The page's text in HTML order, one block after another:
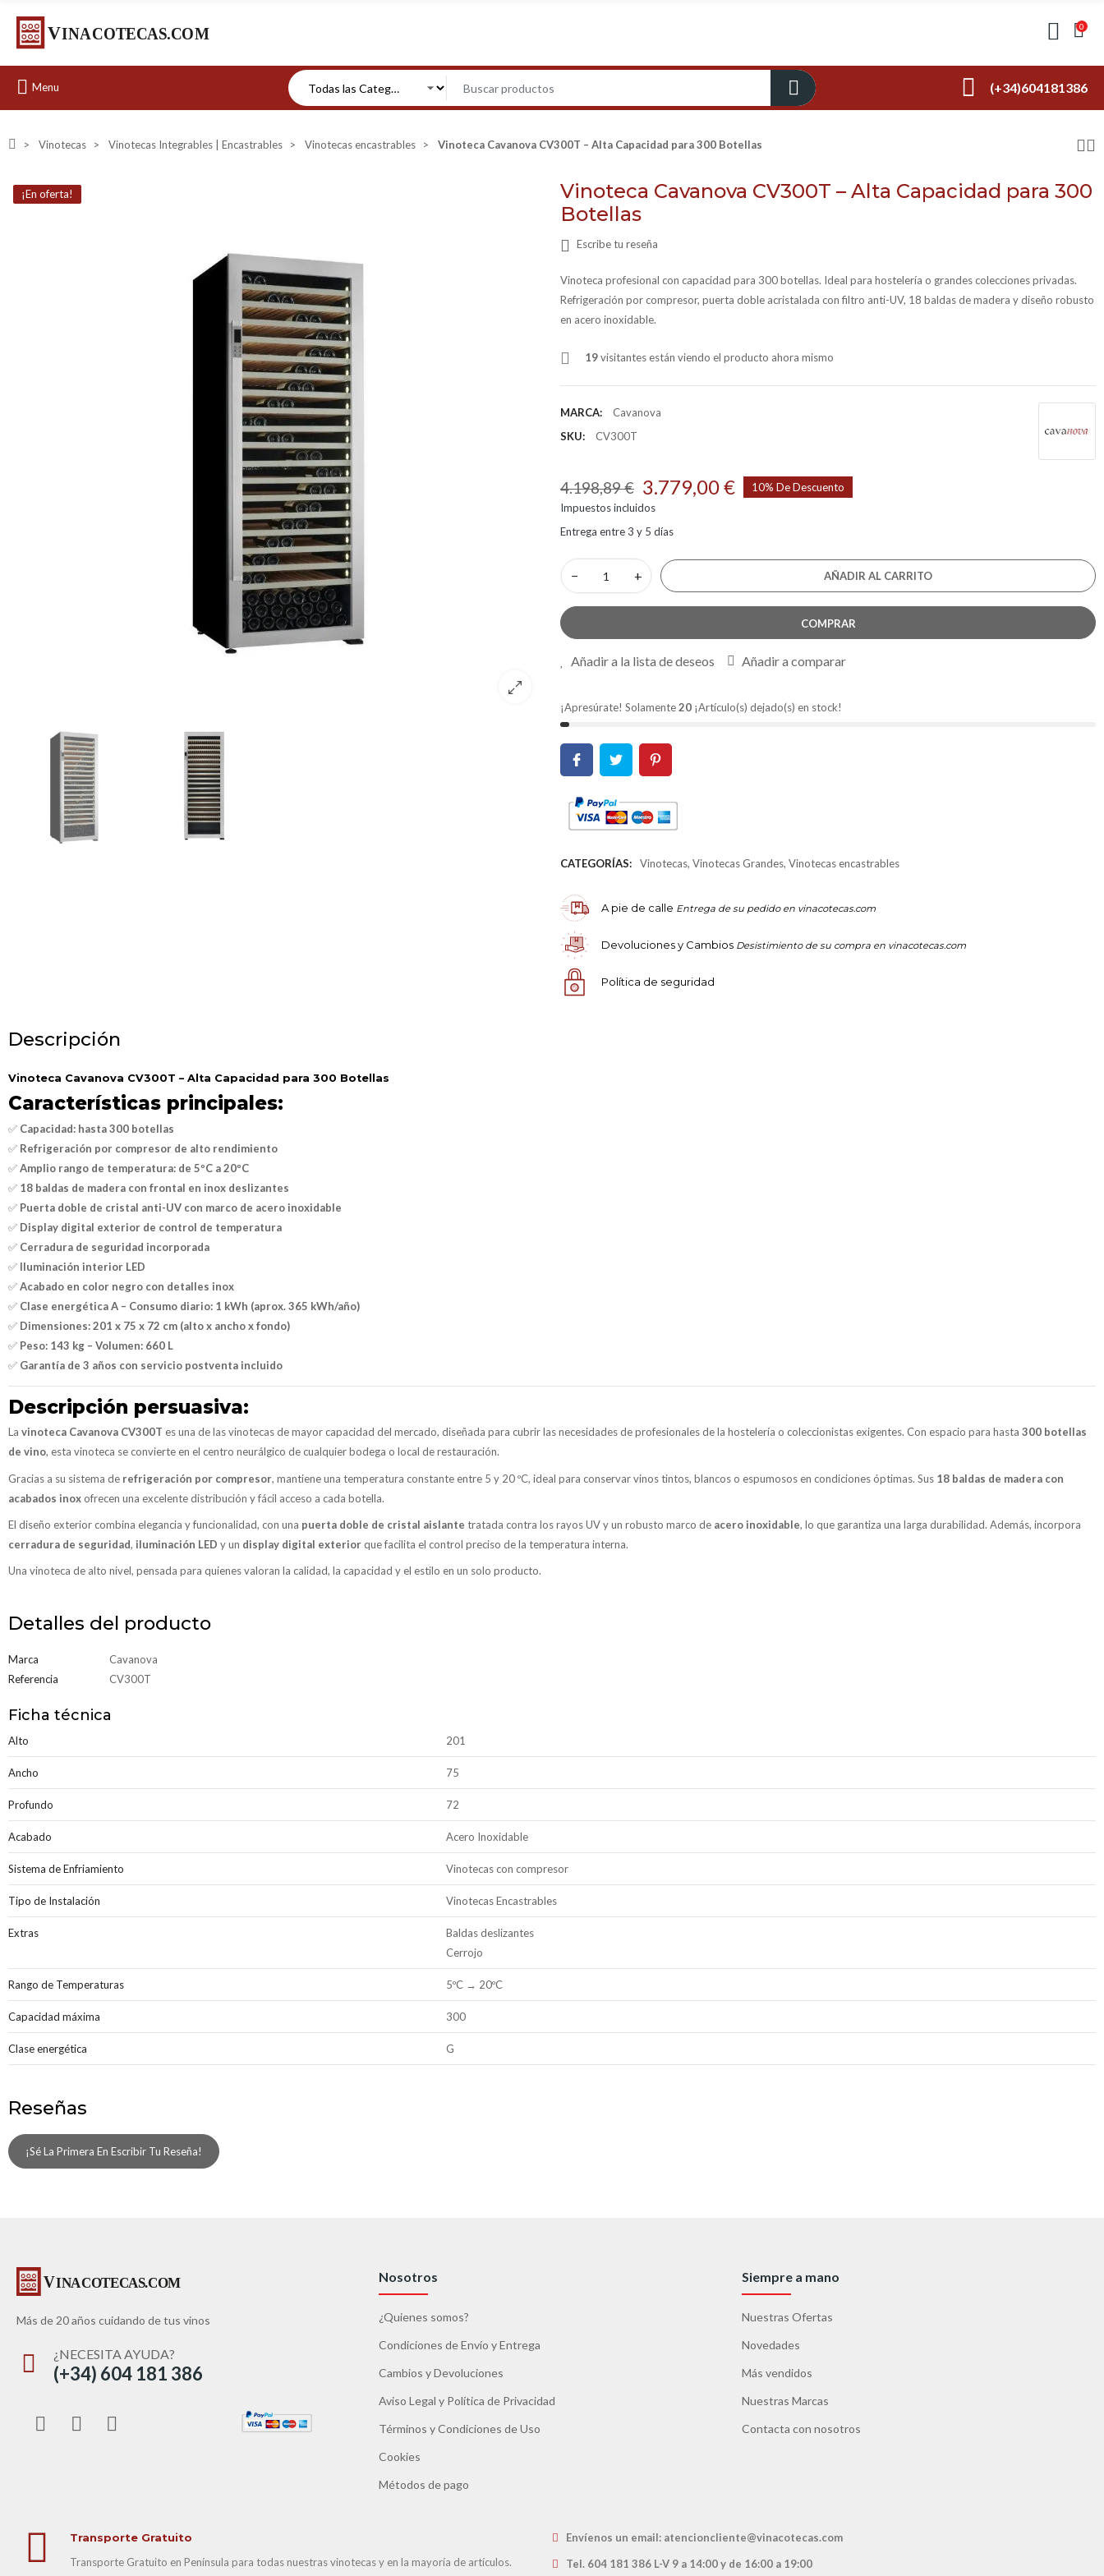
0
Menu (+34)604181386
Vinotecas Vinotecas Integrables | Encastrables Vinotecas encastrables Vinoteca Cavanova CV300T – Alta Capacidad para 300 Botellas
¡En oferta!
Vinoteca Cavanova CV300T – Alta Capacidad para 300
Botellas
Escribe tu reseña
Vinoteca profesional con capacidad para 300 botellas. Ideal para hostelería o grandes colecciones privadas.
Refrigeración por compresor, puerta doble acristalada con filtro anti-UV, 18 baldas de madera y diseño robusto
en acero inoxidable.
19visitantes están viendo el producto ahora mismo
MARCA:
Cavanova
SKU:
CV300T
4.198,89 € 3.779,00 €
10% De Descuento
Impuestos incluidos
Entrega entre 3 y 5 días
− + AÑADIR AL CARRITO
COMPRAR
Añadir a la lista de deseos Añadir a comparar
¡Apresúrate! Solamente20 ¡Artículo(s) dejado(s) en stock!
CATEGORÍAS: Vinotecas, Vinotecas Grandes, Vinotecas encastrables
A pie de calle Entrega de su pedido en vinacotecas.com
Devoluciones y Cambios Desistimiento de su compra en vinacotecas.com
Política de seguridad
Descripción
Vinoteca Cavanova CV300T – Alta Capacidad para 300 Botellas
Características principales:
✅ Capacidad: hasta 300 botellas
✅ Refrigeración por compresor de alto rendimiento
✅Amplio rango de temperatura: de 5ºC a 20ºC
✅ 18 baldas de madera con frontal en inox deslizantes
✅ Puerta doble de cristal anti-UV con marco de acero inoxidable
✅ Display digital exterior de control de temperatura
✅ Cerradura de seguridad incorporada
✅ Iluminación interior LED
✅Acabado en color negro con detalles inox
✅ Clase energética A – Consumo diario: 1 kWh (aprox. 365 kWh/año)
✅ Dimensiones: 201 x 75 x 72 cm (alto x ancho x fondo)
✅ Peso: 143 kg – Volumen: 660 L
✅ Garantía de 3 años con servicio postventa incluido
Descripción persuasiva:
La vinoteca Cavanova CV300T es una de las vinotecas de mayor capacidad del mercado, diseñada para cubrir las necesidades de profesionales de la hostelería o coleccionistas exigentes. Con espacio para hasta 300 botellas
de vino, esta vinoteca se convierte en el centro neurálgico de cualquier bodega o local de restauración.
Gracias a su sistema de refrigeración por compresor, mantiene una temperatura constante entre 5 y 20 ºC, ideal para conservar vinos tintos, blancos o espumosos en condiciones óptimas. Sus 18 baldas de madera con
acabados inox ofrecen una excelente distribución y fácil acceso a cada botella.
El diseño exterior combina elegancia y funcionalidad, con una puerta doble de cristal aislante tratada contra los rayos UV y un robusto marco de acero inoxidable, lo que garantiza una larga durabilidad. Además, incorpora
cerradura de seguridad, iluminación LED y un display digital exteriorque facilita el control preciso de la temperatura interna.
Una vinoteca de alto nivel, pensada para quienes valoran la calidad, la capacidad y el estilo en un solo producto.
Detalles del producto
Marca
Cavanova
Referencia
CV300T
Ficha técnica
Alto 201
Ancho 75
Profundo 72
Acabado Acero Inoxidable
Sistema de Enfriamiento Vinotecas con compresor
Tipo de Instalación Vinotecas Encastrables
Extras
Baldas deslizantes
Cerrojo
Rango de Temperaturas 5ºC → 20ºC
Capacidad máxima 300
Clase energética G
Reseñas
¡Sé La Primera En Escribir Tu Reseña!
Más de 20 años cuidando de tus vinos
¿NECESITA AYUDA?
(+34) 604 181 386
Nosotros
¿Quienes somos?
Condiciones de Envío y Entrega
Cambios y Devoluciones
Aviso Legal y Política de Privacidad
Términos y Condiciones de Uso
Cookies
Métodos de pago
Siempre a mano
Nuestras Ofertas
Novedades
Más vendidos
Nuestras Marcas
Contacta con nosotros
Transporte Gratuito
Transporte Gratuito en Península para todas nuestras vinotecas y en la mayoría de artículos.
Envíenos un email: atencioncliente@vinacotecas.com
Tel. 604 181 386 L-V 9 a 14:00 y de 16:00 a 19:00